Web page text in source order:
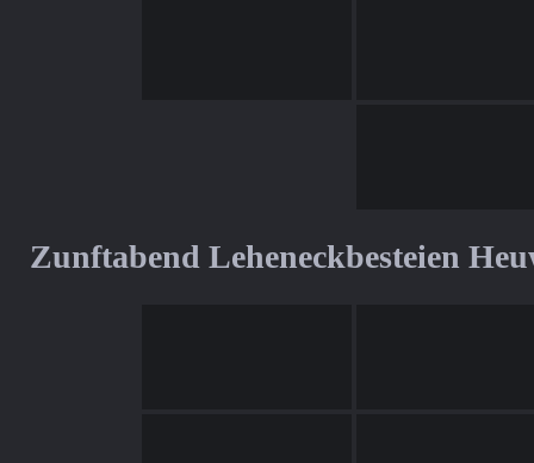
Zunftabend Leheneckbesteien